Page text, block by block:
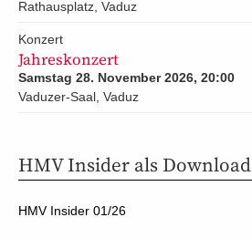
Rathausplatz, Vaduz
Konzert
Jahreskonzert
Samstag 28. November 2026, 20:00
Vaduzer-Saal, Vaduz
HMV Insider als Download
HMV Insider 01/26